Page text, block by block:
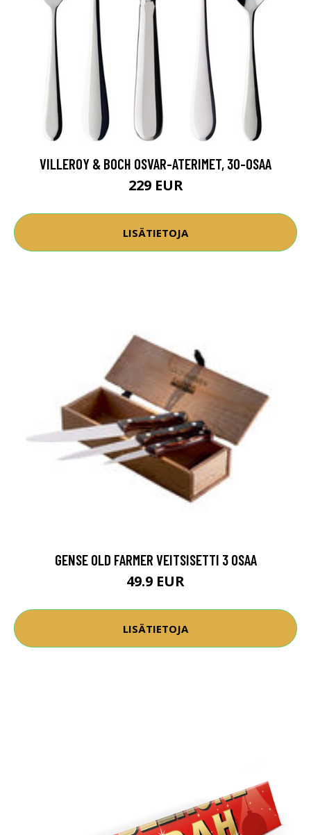
VILLEROY & BOCH OSVAR-ATERIMET, 30-OSAA
229 EUR
LISÄTIETOJA
GENSE OLD FARMER VEITSISETTI 3 OSAA
49.9 EUR
LISÄTIETOJA